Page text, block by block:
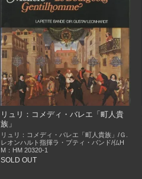
リュリ：コメディ・バレエ「町人貴
族」
リュリ：コメディ・バレエ「町人貴族」/Ｇ.
レオンハルト指揮ラ・プティ・バンド/仏H
M：HM 20320-1
SOLD OUT